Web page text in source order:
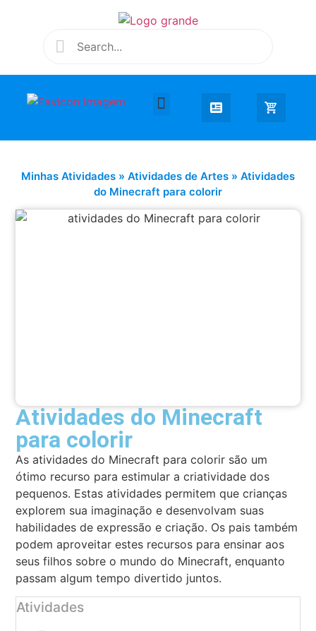
Minhas Atividades » Atividades de Artes » Atividades
do Minecraft para colorir
Atividades do Minecraft
para colorir
As atividades do Minecraft para colorir são um
ótimo recurso para estimular a criatividade dos
pequenos. Estas atividades permitem que crianças
explorem sua imaginação e desenvolvam suas
habilidades de expressão e criação. Os pais também
podem aproveitar estes recursos para ensinar aos
seus filhos sobre o mundo do Minecraft, enquanto
passam algum tempo divertido juntos.
Atividades